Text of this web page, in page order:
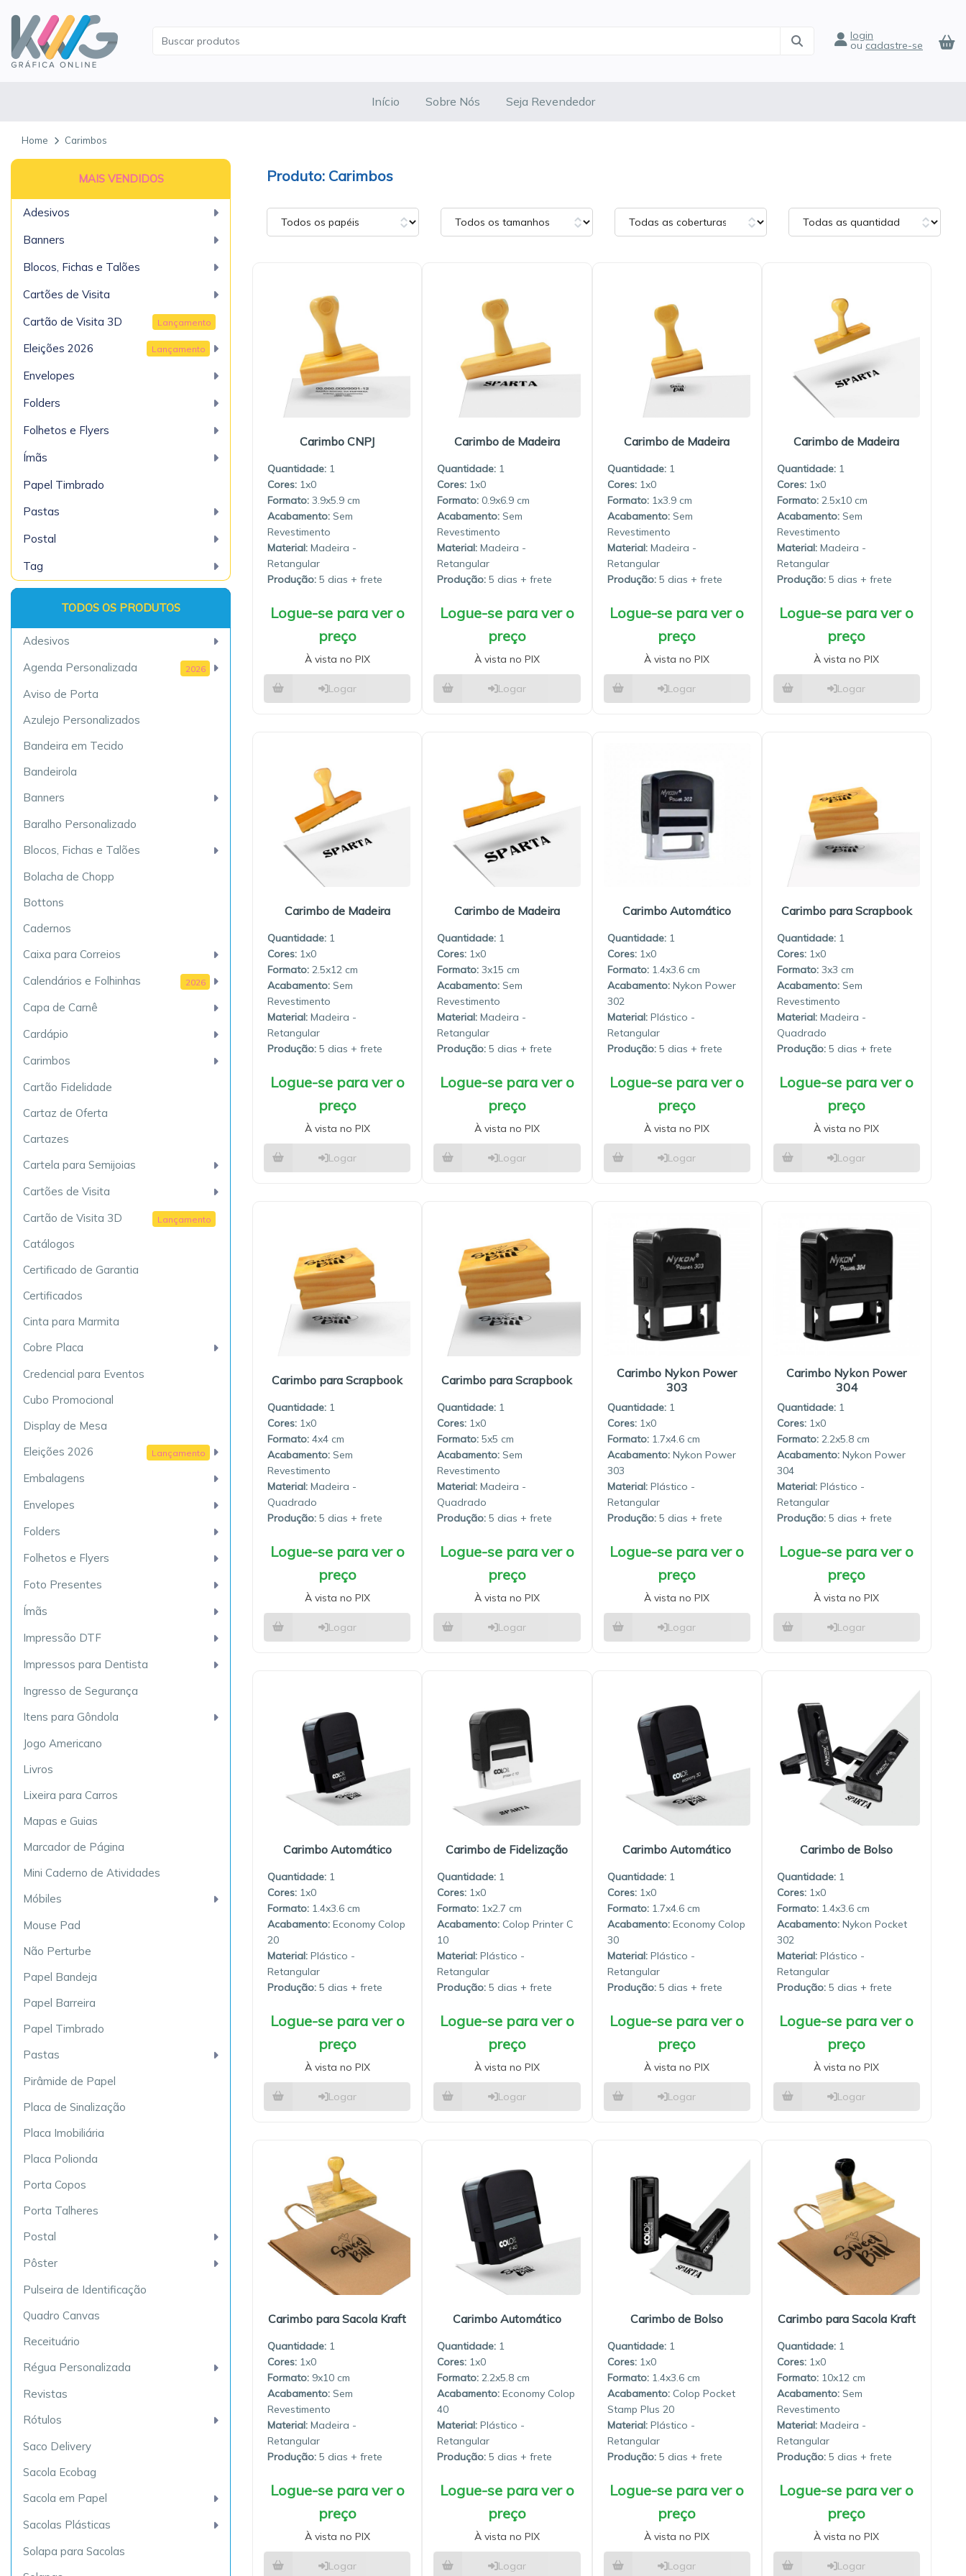
login
oucadastre-se
Início Sobre Nós Seja Revendedor
Home Carimbos
MAIS VENDIDOS
Adesivos
Banners
Blocos, Fichas e Talões
Cartões de Visita
Lançamento
Cartão de Visita 3D
Lançamento
Eleições 2026
Envelopes
Folders
Folhetos e Flyers
Ímãs
Papel Timbrado
Pastas
Postal
Tag
Adesivos
2026
Agenda Personalizada
Aviso de Porta
Azulejo Personalizados
Bandeira em Tecido
Bandeirola
Banners
Baralho Personalizado
Blocos, Fichas e Talões
Bolacha de Chopp
Bottons
Cadernos
Caixa para Correios
2026
Calendários e Folhinhas
Capa de Carnê
Cardápio
Carimbos
Cartão Fidelidade
Cartaz de Oferta
Cartazes
Cartela para Semijoias
Cartões de Visita
Lançamento
Cartão de Visita 3D
Catálogos
Certificado de Garantia
Certificados
Cinta para Marmita
Cobre Placa
Credencial para Eventos
Cubo Promocional
Display de Mesa
Lançamento
Eleições 2026
Embalagens
Envelopes
Folders
Folhetos e Flyers
Foto Presentes
Ímãs
Impressão DTF
Impressos para Dentista
Ingresso de Segurança
Itens para Gôndola
Jogo Americano
Livros
Lixeira para Carros
Mapas e Guias
Marcador de Página
Mini Caderno de Atividades
Móbiles
Mouse Pad
Não Perturbe
Papel Bandeja
Papel Barreira
Papel Timbrado
Pastas
Pirâmide de Papel
Placa de Sinalização
Placa Imobiliária
Placa Polionda
Porta Copos
Porta Talheres
Postal
Pôster
Pulseira de Identificação
Quadro Canvas
Receituário
Régua Personalizada
Revistas
Rótulos
Saco Delivery
Sacola Ecobag
Sacola em Papel
Sacolas Plásticas
Solapa para Sacolas
Carimbos
Carimbo CNPJ
Quantidade: 1
1x0
3.9x5.9
Sem
Revestimento
Material: Madeira -
Retangular
Produção: 5 dias
Logue-se para ver o
preço
À vista no PIX
Logar
Carimbo de Madeira
Quantidade: 1
1x0
0.9x6.9
Sem
Revestimento
Material: Madeira -
Retangular
Produção: 5 dias
Logue-se para ver o
preço
À vista no PIX
Logar
Carimbo de Madeira
Quantidade: 1
1x0
1x3.9
Sem
Revestimento
Material:Madeira -
Retangular
Produção:5 dias
Logue-se para ver o
preço
À vista no PIX
Logar
Carimbo de Madeira
Quantidade: 1
1x0
2.5x10
Sem
Revestimento
Material:Madeira -
Retangular
Produção:5 dias
Logue-se para ver o
preço
À vista no PIX
Logar
Carimbo de Madeira
Quantidade: 1
1x0
2.5x12
Sem
Revestimento
Material: Madeira -
Retangular
Produção: 5 dias
Logue-se para ver o
preço
À vista no PIX
Logar
Carimbo de Madeira
Quantidade: 1
1x0
3x15
Sem
Revestimento
Material: Madeira -
Retangular
Produção: 5 dias
Logue-se para ver o
preço
À vista no PIX
Logar
Carimbo Automático
Quantidade: 1
1x0
1.4x3.6
Nykon Power
302
Material:Plástico -
Retangular
Produção:5 dias
Logue-se para ver o
preço
À vista no PIX
Logar
Carimbo para Scrapbook
Quantidade: 1
1x0
3x3
Sem
Revestimento
Material:Madeira -
Quadrado
Produção:5 dias
Logue-se para ver o
preço
À vista no PIX
Logar
Carimbo para Scrapbook
Quantidade: 1
1x0
4x4
Sem
Revestimento
Material: Madeira -
Quadrado
Produção: 5 dias
Logue-se para ver o
preço
À vista no PIX
Logar
Carimbo para Scrapbook
Quantidade: 1
1x0
5x5
Sem
Revestimento
Material: Madeira -
Quadrado
Produção: 5 dias
Logue-se para ver o
preço
À vista no PIX
Logar
Carimbo Nykon Power
303
Quantidade: 1
1x0
1.7x4.6
Nykon Power
303
Material:Plástico -
Retangular
Produção:5 dias
Logue-se para ver o
preço
À vista no PIX
Logar
Carimbo Nykon Power
304
Quantidade: 1
1x0
2.2x5.8
Nykon Power
304
Material:Plástico -
Retangular
Produção:5 dias
Logue-se para ver o
preço
À vista no PIX
Logar
Carimbo Automático
Quantidade: 1
1x0
1.4x3.6
Economy Colop
20
Material: Plástico -
Retangular
Produção: 5 dias
Logue-se para ver o
preço
À vista no PIX
Logar
Carimbo de Fidelização
Quantidade: 1
1x0
1x2.7
Colop Printer C
10
Material: Plástico -
Retangular
Produção: 5 dias
Logue-se para ver o
preço
À vista no PIX
Logar
Carimbo Automático
Quantidade: 1
1x0
1.7x4.6
Economy Colop
30
Material:Plástico -
Retangular
Produção:5 dias
Logue-se para ver o
preço
À vista no PIX
Logar
Carimbo de Bolso
Quantidade: 1
1x0
1.4x3.6
Nykon Pocket
302
Material:Plástico -
Retangular
Produção:5 dias
Logue-se para ver o
preço
À vista no PIX
Logar
Carimbo para Sacola Kraft
Quantidade: 1
1x0
9x10
Sem
Revestimento
Material: Madeira -
Retangular
Produção: 5 dias
Logue-se para ver o
preço
À vista no PIX
Logar
Carimbo Automático
Quantidade: 1
1x0
2.2x5.8
Economy Colop
40
Material: Plástico -
Retangular
Produção: 5 dias
Logue-se para ver o
preço
À vista no PIX
Logar
Carimbo de Bolso
Quantidade: 1
1x0
1.4x3.6
Colop Pocket
Stamp Plus 20
Material:Plástico -
Retangular
Produção:5 dias
Logue-se para ver o
preço
À vista no PIX
Logar
Carimbo para Sacola Kraft
Quantidade: 1
1x0
10x12
Sem
Revestimento
Material:Madeira -
Retangular
Produção:5 dias
Logue-se para ver o
preço
À vista no PIX
Logar